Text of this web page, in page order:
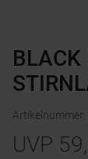
BLACK
Artikelnummer:
UVP